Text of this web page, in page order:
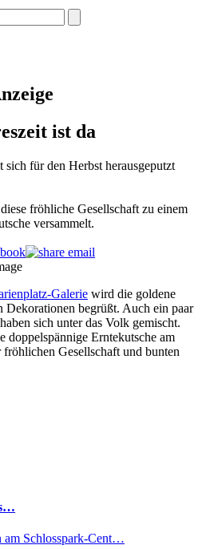
ist da
für den Herbst herausgeputzt
fröhliche Gesellschaft zu einem
versammelt.
Galerie wird die goldene
Dekora­tionen begrüßt. Auch ein paar
sich unter das Volk gemischt.
doppelspännige Erntekutsche am
Gesellschaft und bunten
am Schlosspark-Cent…